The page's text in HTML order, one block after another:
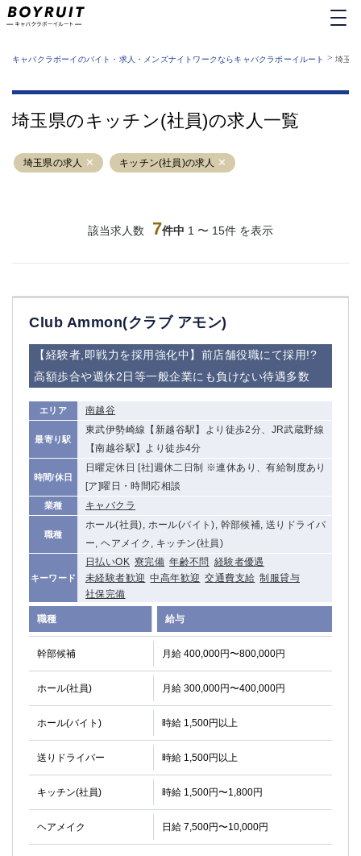
業種から探す
運営者情報
サイトマップ
キャバクラボーイのバイト・求人・メンズナイトワークならキャバクラボーイルート > 埼玉
埼玉県のキッチン(社員)の求人一覧
埼玉県の求人 キッチン(社員)の求人
該当求人数 7件中 1 〜 15件 を表示
Club Ammon(クラブ アモン)
【経験者,即戦力を採用強化中】前店舗役職にて採用!?
高額歩合や週休2日等一般企業にも負けない待遇多数
エリア 南越谷
最寄り駅
東武伊勢崎線【新越谷駅】より徒歩2分、JR武蔵野線
【南越谷駅】より徒歩4分
時間/休日
日曜定休日 [社]週休二日制 ※連休あり、有給制度あり
[ア]曜日・時間応相談
業種 キャバクラ
職種
ホール(社員), ホール(バイト), 幹部候補, 送りドライバ
ー, ヘアメイク, キッチン(社員)
キーワード
日払いOK 寮完備 年齢不問 経験者優遇
未経験者歓迎 中高年歓迎 交通費支給 制服貸与
社保完備
職種 給与
幹部候補 月給 400,000円〜800,000円
ホール(社員) 月給 300,000円〜400,000円
ホール(バイト) 時給 1,500円以上
送りドライバー 時給 1,500円以上
キッチン(社員) 時給 1,500円〜1,800円
ヘアメイク 日給 7,500円〜10,000円
六本木
池袋
吉祥寺
練馬
恵比寿
蒲田
北千住
①六本木 ②西麻布
大山
赤羽
品川
蒲田東口
立川（南口）
新宿
浜松町
西葛西
葛西
中目黒
ひばりヶ丘（北口）
吉祥寺（南口／公園口） 小作・羽村・福生エリア
自由が丘
吉祥寺（北口／東口）
錦糸町南口
下北沢・経堂
成増駅徒歩3分の好立地！①JR埼京線「赤羽駅」から徒歩2分 ②東
三軒茶屋（南口）
①歌舞伎町 ②新宿 ③新宿三丁目 ④西
①歌舞伎町 ②新宿 ③西部新宿 ③東新宿
①歌舞伎町 ②新宿
①銀座 ②新橋
錦糸町(南口)
蒲田(西口)
清瀬（南口）
①東武練馬 ②成増・板橋 ③大山 ②池袋
池袋東口
金町
大井町
亀戸
水道橋
荻窪
浅草
新小岩
幡ヶ谷